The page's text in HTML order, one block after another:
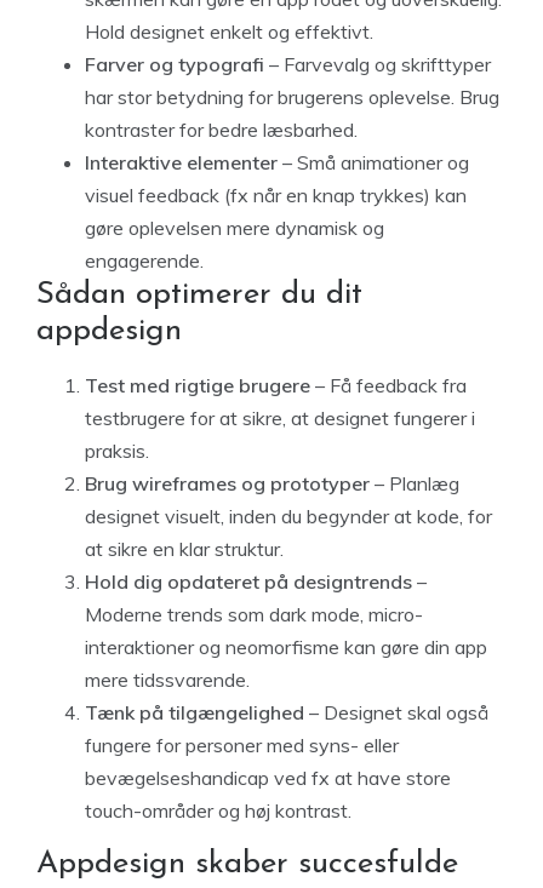
Hold designet enkelt og effektivt.
Farver og typografi – Farvevalg og skrifttyper
har stor betydning for brugerens oplevelse. Brug
kontraster for bedre læsbarhed.
Interaktive elementer – Små animationer og
visuel feedback (fx når en knap trykkes) kan
gøre oplevelsen mere dynamisk og
engagerende.
Sådan optimerer du dit
appdesign
Test med rigtige brugere – Få feedback fra
testbrugere for at sikre, at designet fungerer i
praksis.
Brug wireframes og prototyper – Planlæg
designet visuelt, inden du begynder at kode, for
at sikre en klar struktur.
Hold dig opdateret på designtrends –
Moderne trends som dark mode, micro-
interaktioner og neomorfisme kan gøre din app
mere tidssvarende.
Tænk på tilgængelighed – Designet skal også
fungere for personer med syns- eller
bevægelseshandicap ved fx at have store
touch-områder og høj kontrast.
Appdesign skaber succesfulde